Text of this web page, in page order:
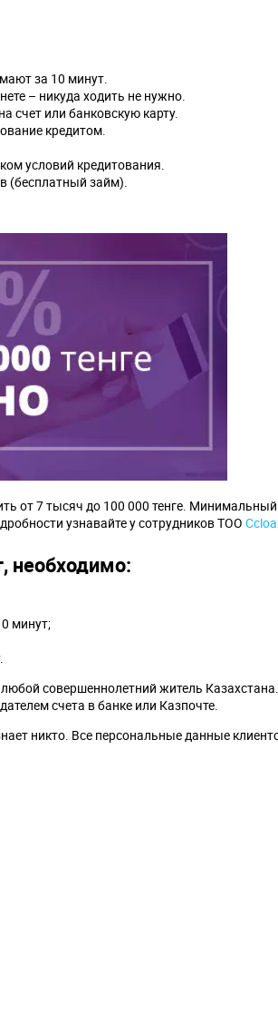
за 10 минут.
– никуда ходить не нужно.
счет или банковскую карту.
кредитом.
условий кредитования.
(бесплатный займ).
от 7 тысяч до 100 000 тенге.
узнавайте у сотрудников ТОО
необходимо:
минут;
совершеннолетний житель
счета в банке или Казпочте.
никто. Все персональные данные